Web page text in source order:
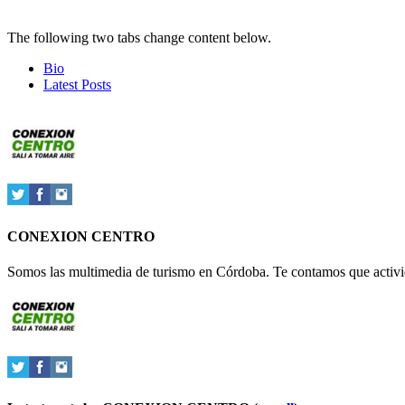
The following two tabs change content below.
Bio
Latest Posts
CONEXION CENTRO
Somos las multimedia de turismo en Córdoba. Te contamos que